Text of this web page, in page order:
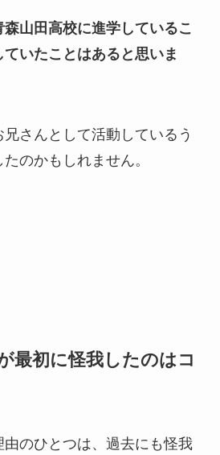
山田高校に進学しているこ
いたことはあると思いま
さんとして活動しているう
のかもしれません。
最初に怪我したのはコ
のひとつは、過去にも怪我